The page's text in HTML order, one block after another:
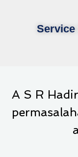
Service
A S R